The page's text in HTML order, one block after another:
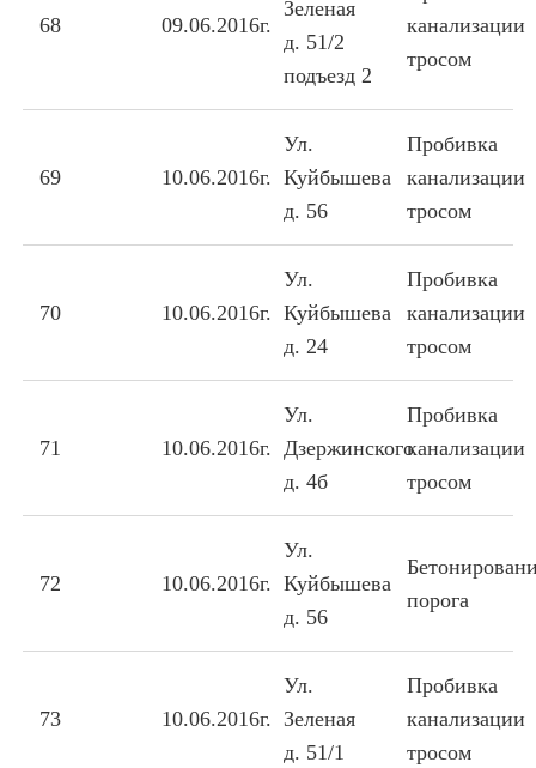
68 09.06.2016г.
Зеленая
д. 51/2
подъезд 2
канализации
тросом
69 10.06.2016г.
Ул.
Куйбышева
д. 56
Пробивка
канализации
тросом
70 10.06.2016г.
Ул.
Куйбышева
д. 24
Пробивка
канализации
тросом
71 10.06.2016г.
Ул.
Дзержинского
д. 4б
Пробивка
канализации
тросом
72 10.06.2016г.
Ул.
Куйбышева
д. 56
порога
73 10.06.2016г.
Ул.
Зеленая
д. 51/1
Пробивка
канализации
тросом